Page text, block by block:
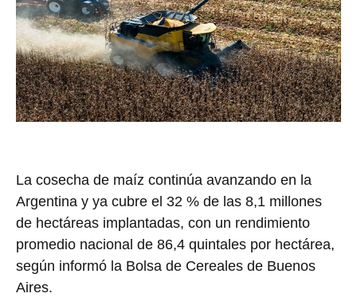
La cosecha de maíz continúa avanzando en la
Argentina y ya cubre el 32 % de las 8,1 millones
de hectáreas implantadas, con un rendimiento
promedio nacional de 86,4 quintales por hectárea,
según informó la Bolsa de Cereales de Buenos
Aires.